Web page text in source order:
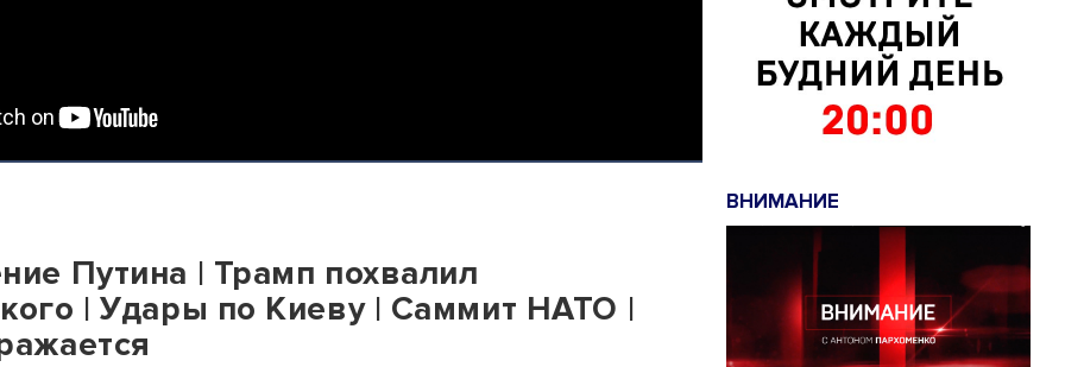
Путина | Трамп похвалил
| Удары по Киеву | Саммит НАТО |
ВНИМАНИЕ